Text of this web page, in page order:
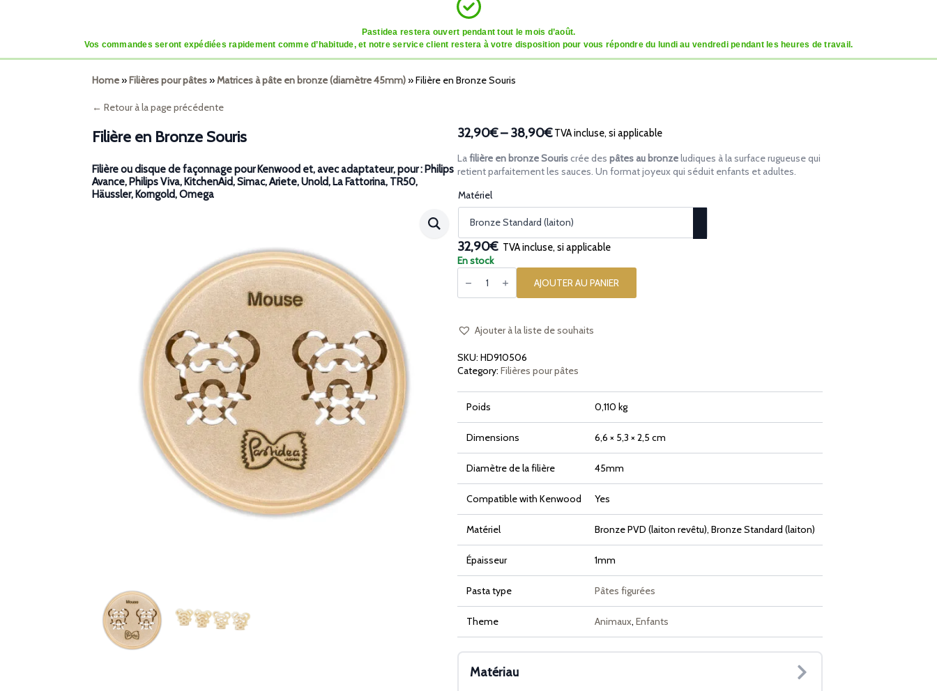
Pastidea restera ouvert pendant tout le mois d’août.
Vos commandes seront expédiées rapidement comme d’habitude, et notre service client restera à votre disposition pour vous répondre du lundi au vendredi pendant les heures de travail.
Home»Filières pour pâtes»Matrices à pâte en bronze (diamètre 45mm)»Filière en Bronze Souris
← Retour à la page précédente
Filière en Bronze Souris
Filière ou disque de façonnage pour Kenwood et, avec adaptateur, pour : Philips
Avance, Philips Viva, KitchenAid, Simac, Ariete, Unold, La Fattorina, TR50,
Häussler, Korngold, Omega
32,90€–38,90€
Plage
de
prix :
à
38,90€
TVA incluse, si applicable
Lafilière en bronze Souriscrée des pâtes au bronzeludiques à la surface rugueuse qui
retient parfaitement les sauces. Un format joyeux qui séduit enfants et adultes.
Matériel
32,90€ TVA incluse, si applicable
En stock
quantité
de
en
AJOUTER AU PANIER
Ajouter à la liste de souhaits
SKU: HD910506
Category: Filières pour pâtes
Poids 0,110 kg
Dimensions 6,6 × 5,3 × 2,5 cm
Diamètre de la filière 45mm
Compatible with Kenwood Yes
Matériel Bronze PVD (laiton revêtu), Bronze Standard (laiton)
Épaisseur 1mm
Pasta type Pâtes figurées
Theme Animaux, Enfants
Matériau